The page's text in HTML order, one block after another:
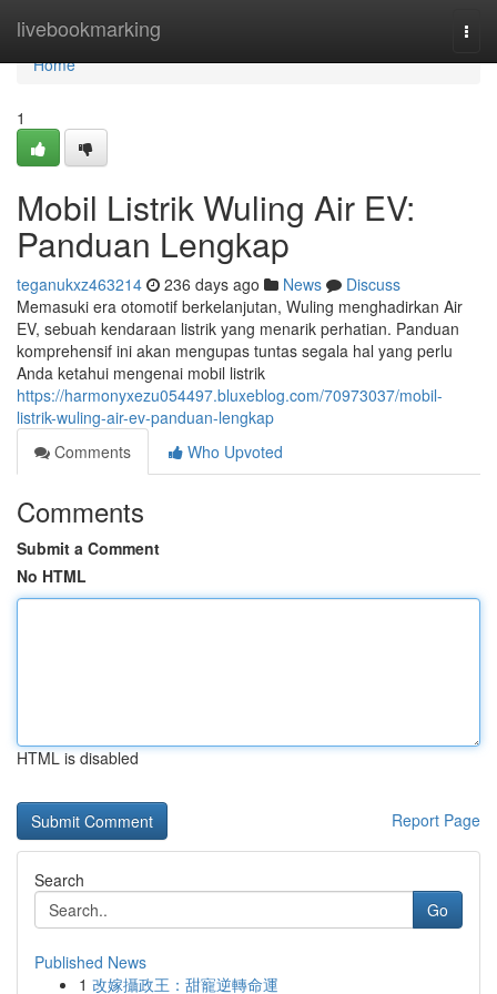
livebookmarking
Home
Home
1
Mobil Listrik Wuling Air EV:
Panduan Lengkap
teganukxz463214 236 days ago News
Discuss
Memasuki era otomotif berkelanjutan, Wuling menghadirkan Air
EV, sebuah kendaraan listrik yang menarik perhatian. Panduan
komprehensif ini akan mengupas tuntas segala hal yang perlu
Anda ketahui mengenai mobil listrik
https://harmonyxezu054497.bluxeblog.com/70973037/mobil-
listrik-wuling-air-ev-panduan-lengkap
Comments
Who Upvoted
Comments
Submit a Comment
No HTML
HTML is disabled
Report Page
Search
Go
Published News
1 改嫁攝政王：甜寵逆轉命運